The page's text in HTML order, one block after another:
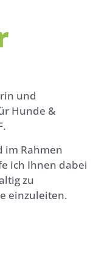
und
Hunde &
im Rahmen
ich Ihnen dabei
zu
einzuleiten.